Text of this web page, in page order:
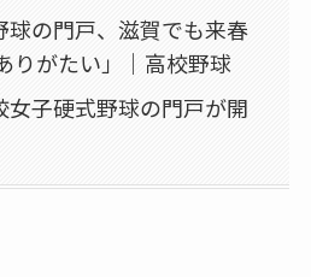
球の門戸、滋賀でも来春
りがたい」｜高校野球
女子硬式野球の門戸が開